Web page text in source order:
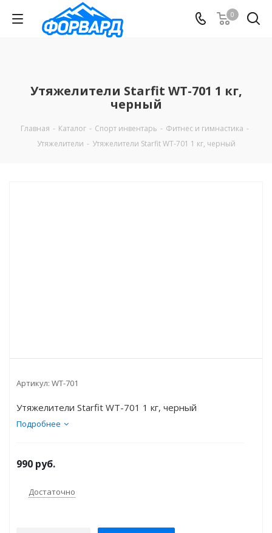
0
Утяжелители Starfit WT-701 1 кг,
черный
Главная - Каталог - Спорт инвентарь - Фитнес и гимнастика -
Утяжелители - Утяжелители Starfit WT-701 1 кг, черный
Артикул: WT-701
Утяжелители Starfit WT-701 1 кг, черный
Подробнее
990 руб.
Достаточно